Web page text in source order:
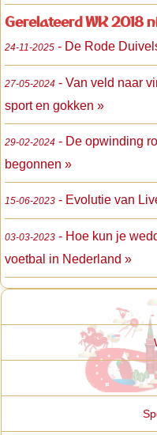
Gerelateerd WK 2018
24-11-2025 - De Rode
27-05-2024 - Van veld naar
sport en gokken »
29-02-2024 - De opwinding
begonnen »
15-06-2023 - Evolutie van
03-03-2023 - Hoe kun je
voetbal in Nederland »